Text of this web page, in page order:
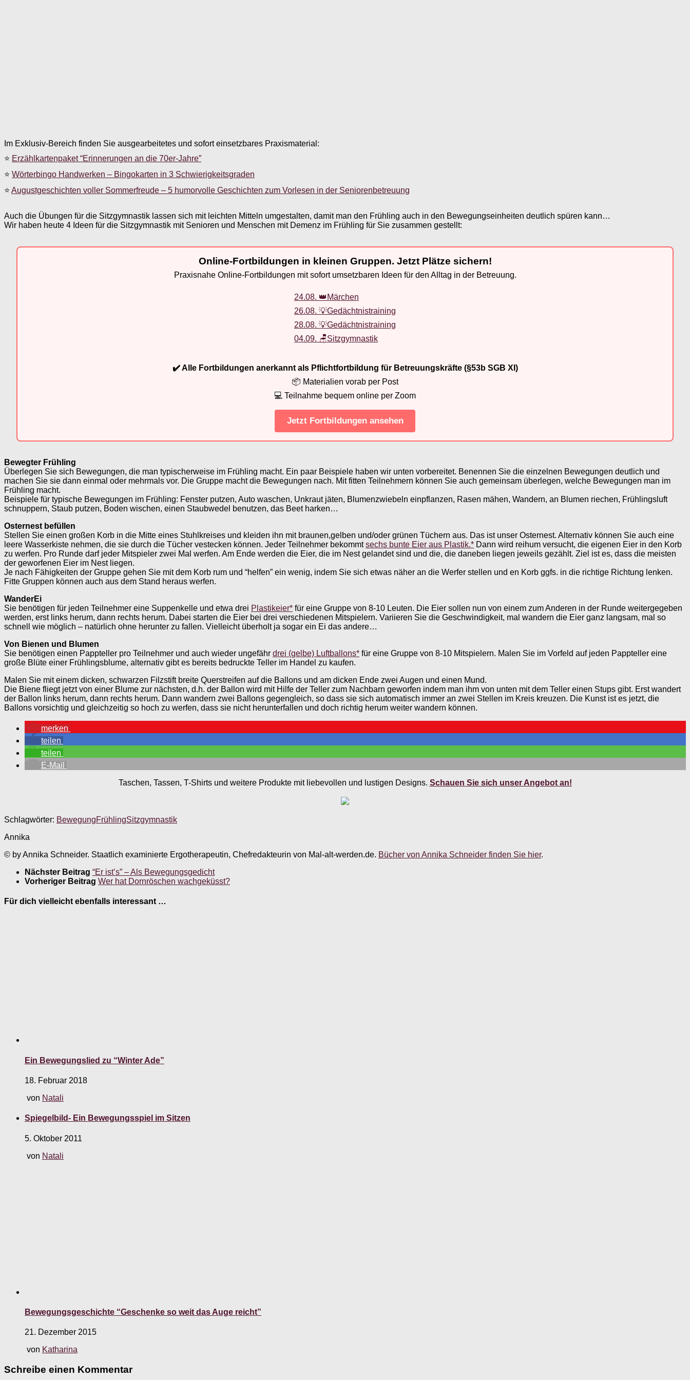
Im Exklusiv-Bereich finden Sie ausgearbeitetes und sofort einsetzbares Praxismaterial:
⭐ Erzählkartenpaket “Erinnerungen an die 70er-Jahre”
⭐ Wörterbingo Handwerken – Bingokarten in 3 Schwierigkeitsgraden
⭐ Augustgeschichten voller Sommerfreude – 5 humorvolle Geschichten zum Vorlesen in der Seniorenbetreuung
Auch die Übungen für die Sitzgymnastik lassen sich mit leichten Mitteln umgestalten, damit man den Frühling auch in den Bewegungseinheiten deutlich spüren kann…
Wir haben heute 4 Ideen für die Sitzgymnastik mit Senioren und Menschen mit Demenz im Frühling für Sie zusammen gestellt:
Online-Fortbildungen in kleinen Gruppen. Jetzt Plätze sichern!
Praxisnahe Online-Fortbildungen mit sofort umsetzbaren Ideen für den Alltag in der Betreuung.
24.08. 👑Märchen
26.08. 💡Gedächtnistraining
28.08. 💡Gedächtnistraining
04.09. 🪑Sitzgymnastik
✔️ Alle Fortbildungen anerkannt als Pflichtfortbildung für Betreuungskräfte (§53b SGB XI)
📦 Materialien vorab per Post
💻 Teilnahme bequem online per Zoom
Jetzt Fortbildungen ansehen
Bewegter Frühling
Überlegen Sie sich Bewegungen, die man typischerweise im Frühling macht. Ein paar Beispiele haben wir unten vorbereitet. Benennen Sie die einzelnen Bewegungen deutlich und
machen Sie sie dann einmal oder mehrmals vor. Die Gruppe macht die Bewegungen nach. Mit fitten Teilnehmern können Sie auch gemeinsam überlegen, welche Bewegungen man im
Frühling macht.
Beispiele für typische Bewegungen im Frühling: Fenster putzen, Auto waschen, Unkraut jäten, Blumenzwiebeln einpflanzen, Rasen mähen, Wandern, an Blumen riechen, Frühlingsluft
schnuppern, Staub putzen, Boden wischen, einen Staubwedel benutzen, das Beet harken…
Osternest befüllen
Stellen Sie einen großen Korb in die Mitte eines Stuhlkreises und kleiden ihn mit braunen,gelben und/oder grünen Tüchern aus. Das ist unser Osternest. Alternativ können Sie auch eine
leere Wasserkiste nehmen, die sie durch die Tücher vestecken können. Jeder Teilnehmer bekommtsechs bunte Eier aus Plastik.* Dann wird reihum versucht, die eigenen Eier in den Korb
zu werfen. Pro Runde darf jeder Mitspieler zwei Mal werfen. Am Ende werden die Eier, die im Nest gelandet sind und die, die daneben liegen jeweils gezählt. Ziel ist es, dass die meisten
der geworfenen Eier im Nest liegen.
Je nach Fähigkeiten der Gruppe gehen Sie mit dem Korb rum und “helfen” ein wenig, indem Sie sich etwas näher an die Werfer stellen und en Korb ggfs. in die richtige Richtung lenken.
Fitte Gruppen können auch aus dem Stand heraus werfen.
WanderEi
Sie benötigen für jeden Teilnehmer eine Suppenkelle und etwa drei Plastikeier* für eine Gruppe von 8-10 Leuten. Die Eier sollen nun von einem zum Anderen in der Runde weitergegeben
werden, erst links herum, dann rechts herum. Dabei starten die Eier bei drei verschiedenen Mitspielern. Variieren Sie die Geschwindigkeit, mal wandern die Eier ganz langsam, mal so
schnell wie möglich – natürlich ohne herunter zu fallen. Vielleicht überholt ja sogar ein Ei das andere…
Von Bienen und Blumen
Sie benötigen einen Pappteller pro Teilnehmer und auch wieder ungefähr drei (gelbe) Luftballons* für eine Gruppe von 8-10 Mitspielern. Malen Sie im Vorfeld auf jeden Pappteller eine
große Blüte einer Frühlingsblume, alternativ gibt es bereits bedruckte Teller im Handel zu kaufen.
Malen Sie mit einem dicken, schwarzen Filzstift breite Querstreifen auf die Ballons und am dicken Ende zwei Augen und einen Mund.
Die Biene fliegt jetzt von einer Blume zur nächsten, d.h. der Ballon wird mit Hilfe der Teller zum Nachbarn geworfen indem man ihm von unten mit dem Teller einen Stups gibt. Erst wandert
der Ballon links herum, dann rechts herum. Dann wandern zwei Ballons gegengleich, so dass sie sich automatisch immer an zwei Stellen im Kreis kreuzen. Die Kunst ist es jetzt, die
Ballons vorsichtig und gleichzeitig so hoch zu werfen, dass sie nicht herunterfallen und doch richtig herum weiter wandern können.
merken
teilen
teilen
E-Mail
Taschen, Tassen, T-Shirts und weitere Produkte mit liebevollen und lustigen Designs. Schauen Sie sich unser Angebot an!
Schlagwörter: BewegungFrühlingSitzgymnastik
Annika
© by Annika Schneider. Staatlich examinierte Ergotherapeutin, Chefredakteurin von Mal-alt-werden.de. Bücher von Annika Schneider finden Sie hier.
Nächster Beitrag “Er ist’s” – Als Bewegungsgedicht
Vorheriger Beitrag Wer hat Dornröschen wachgeküsst?
Für dich vielleicht ebenfalls interessant …
Ein Bewegungslied zu “Winter Ade”
18. Februar 2018
von Natali
Spiegelbild- Ein Bewegungsspiel im Sitzen
5. Oktober 2011
von Natali
Bewegungsgeschichte “Geschenke so weit das Auge reicht”
21. Dezember 2015
von Katharina
Schreibe einen Kommentar